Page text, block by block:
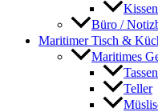
Kissen
Büro /
Maritimer Tisch &
Maritimes
Tassen
Teller